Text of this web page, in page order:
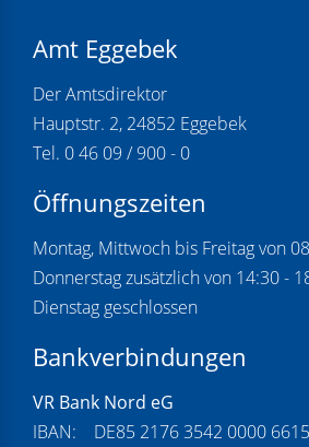
Amt Eggebek
Der Amtsdirektor
Hauptstr. 2, 24852 Eggebek
Tel. 0 46 09 / 900 - 0
Öffnungszeiten
Montag, Mittwoch bis Freitag von
Donnerstag zusätzlich von 14:30 -
Dienstag geschlossen
Bankverbindungen
VR Bank Nord eG
IBAN: DE85 2176 3542 0000